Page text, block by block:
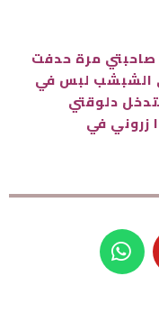
مرة حدفت
الشبشب لبس في
دلوقتي
زروني في